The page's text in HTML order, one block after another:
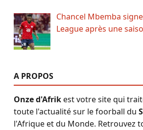
Chancel Mbemba
League après une
A PROPOS
Onze d'Afrikest votre site qui
toute l'actualité sur le foorball du
l'Afrique et du Monde. Retrouvez